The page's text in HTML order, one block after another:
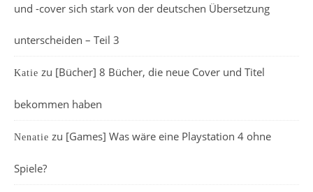
und -cover sich stark von der deutschen Übersetzung
unterscheiden – Teil 3
Katie zu [Bücher] 8 Bücher, die neue Cover und Titel
bekommen haben
Nenatie zu [Games] Was wäre eine Playstation 4 ohne
Spiele?